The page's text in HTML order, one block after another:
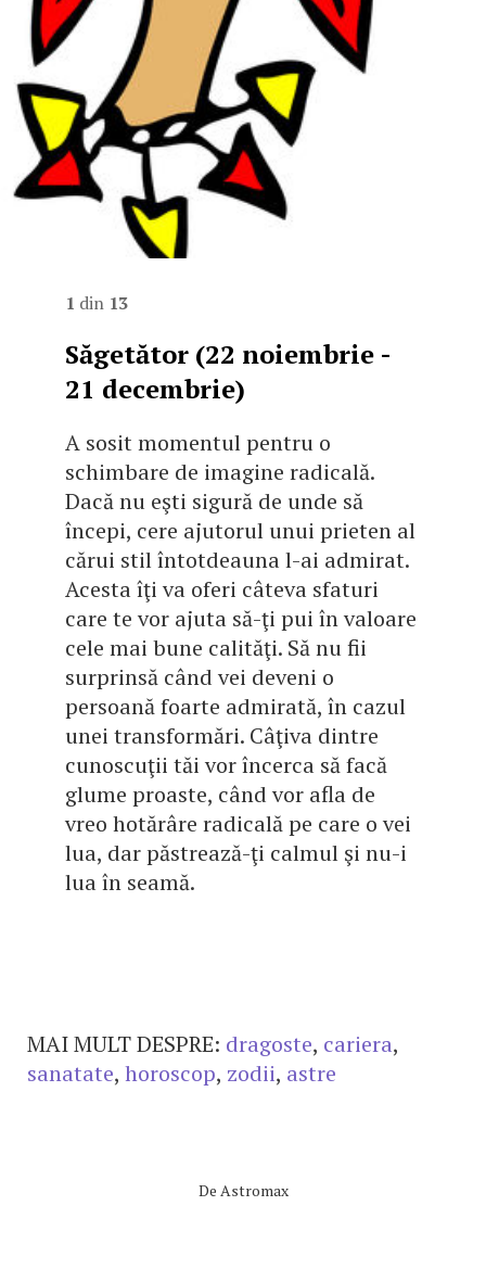
1 din 13
Săgetător (22 noiembrie -
21 decembrie)
A sosit momentul pentru o
schimbare de imagine radicală.
Dacă nu eşti sigură de unde să
începi, cere ajutorul unui prieten al
cărui stil întotdeauna l-ai admirat.
Acesta îţi va oferi câteva sfaturi
care te vor ajuta să-ţi pui în valoare
cele mai bune calităţi. Să nu fii
surprinsă când vei deveni o
persoană foarte admirată, în cazul
unei transformări. Câţiva dintre
cunoscuţii tăi vor încerca să facă
glume proaste, când vor afla de
vreo hotărâre radicală pe care o vei
lua, dar păstrează-ţi calmul şi nu-i
lua în seamă.
MAI MULT DESPRE: dragoste, cariera,
sanatate, horoscop, zodii, astre
De Astromax